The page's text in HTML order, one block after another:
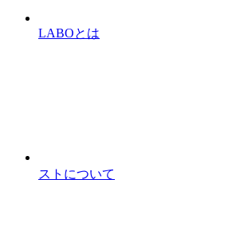
LABOとは
ストについて